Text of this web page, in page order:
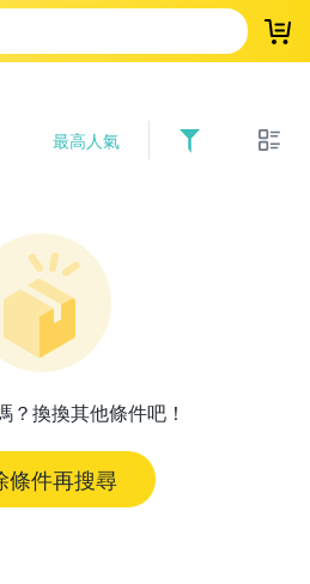
登
最高人氣
？換換其他條件吧！
條件再搜尋